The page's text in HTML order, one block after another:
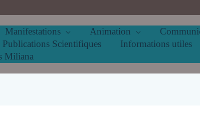
Manifestations Animation
Publications Scientifiques
Informations utiles
Miliana